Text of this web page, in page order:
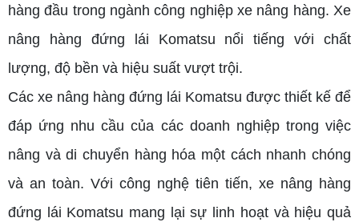
hàng đầu trong ngành công nghiệp xe nâng hàng. Xe
nâng hàng đứng lái Komatsu nổi tiếng với chất
lượng, độ bền và hiệu suất vượt trội.
Các xe nâng hàng đứng lái Komatsu được thiết kế để
đáp ứng nhu cầu của các doanh nghiệp trong việc
nâng và di chuyển hàng hóa một cách nhanh chóng
và an toàn. Với công nghệ tiên tiến, xe nâng hàng
đứng lái Komatsu mang lại sự linh hoạt và hiệu quả